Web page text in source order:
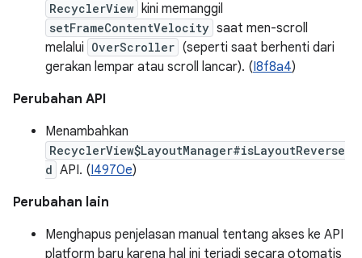
RecyclerView kini memanggil
setFrameContentVelocity saat men-scroll
melalui OverScroller (seperti saat berhenti dari
gerakan lempar atau scroll lancar). (I8f8a4)
Perubahan API
Menambahkan
RecyclerView$LayoutManager#isLayoutReverse
d API. (I4970e)
Perubahan lain
Menghapus penjelasan manual tentang akses ke API
platform baru karena hal ini terjadi secara otomatis